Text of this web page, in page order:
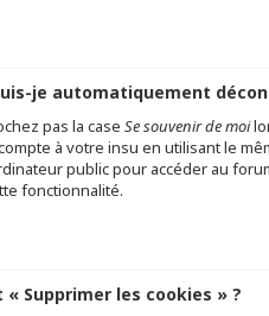
je automatiquement
pas la case Se souvenir de moi
à votre insu en utilisant le
public pour accéder au
fonctionnalité.
« Supprimer les cookies » ?